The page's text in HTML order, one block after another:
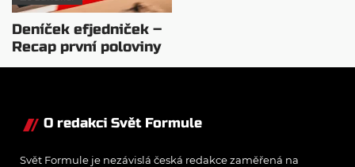
Deníček efjedniček –
Recap první poloviny
sezóny 2026
O redakci Svět Formule
Svět Formule je nezávislá česká redakce zaměřená na